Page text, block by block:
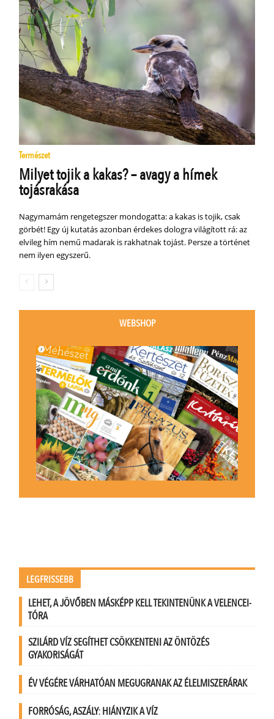
Természet
Milyet tojik a kakas? – avagy a hímek
tojásrakása
Nagymamám rengetegszer mondogatta: a kakas is tojik, csak
görbét! Egy új kutatás azonban érdekes dologra világított rá: az
elvileg hím nemű madarak is rakhatnak tojást. Persze a történet
nem ilyen egyszerű.
WEBSHOP
LEGFRISSEBB
LEHET, A JÖVŐBEN MÁSKÉPP KELL TEKINTENÜNK A VELENCEI-
TÓRA
SZILÁRD VÍZ SEGÍTHET CSÖKKENTENI AZ ÖNTÖZÉS
GYAKORISÁGÁT
ÉV VÉGÉRE VÁRHATÓAN MEGUGRANAK AZ ÉLELMISZERÁRAK
FORRÓSÁG, ASZÁLY: HIÁNYZIK A VÍZ